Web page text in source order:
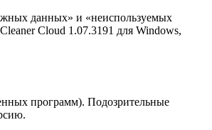
данных» и «неиспользуемых
Cloud 1.07.3191 для Windows,
программ). Подозрительные